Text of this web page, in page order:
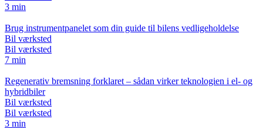
3 min
Brug instrumentpanelet som din guide til bilens vedligeholdelse
Bil værksted
Bil værksted
7 min
Regenerativ bremsning forklaret – sådan virker teknologien i el- og
hybridbiler
Bil værksted
Bil værksted
3 min